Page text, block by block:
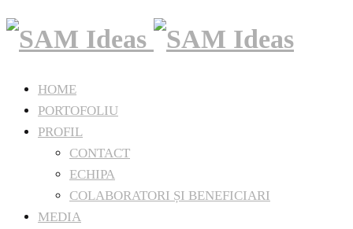
HOME
PORTOFOLIU
PROFIL
CONTACT
ECHIPA
COLABORATORI ȘI BENEFICIARI
MEDIA